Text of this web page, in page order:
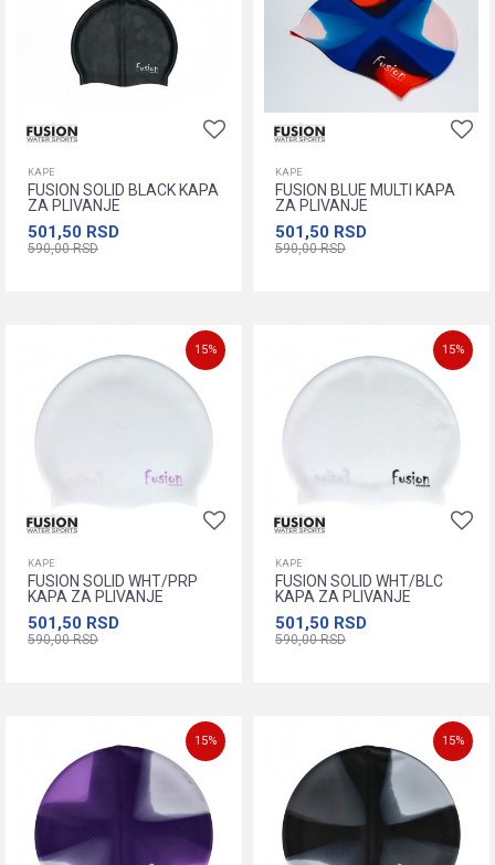
KAPE
FUSION SOLID BLACK KAPA
ZA PLIVANJE
501,50 RSD
590,00RSD
KAPE
FUSION BLUE MULTI KAPA
ZA PLIVANJE
501,50 RSD
590,00RSD
15%
KAPE
FUSION SOLID WHT/PRP
KAPA ZA PLIVANJE
501,50 RSD
590,00RSD
15%
KAPE
FUSION SOLID WHT/BLC
KAPA ZA PLIVANJE
501,50 RSD
590,00RSD
15% 15%